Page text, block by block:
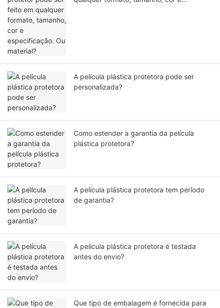
A película plástica protetora pode ser
personalizada?
Como estender a garantia da película
plástica protetora?
A película plástica protetora tem período
de garantia?
A película plástica protetora é testada
antes do envio?
Que tipo de embalagem é fornecida para